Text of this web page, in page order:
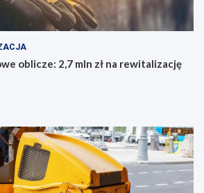
oblicze: 2,7 mln zł na rewitalizację